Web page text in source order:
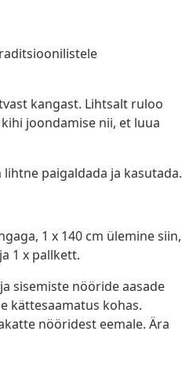
kangast. Lihtsalt ruloo
joondamise nii, et luua
paigaldada ja kasutada.
1 x 140 cm ülemine siin,
1 x pallkett.
sisemiste nööride aasade
kättesaamatus kohas.
nööridest eemale. Ära